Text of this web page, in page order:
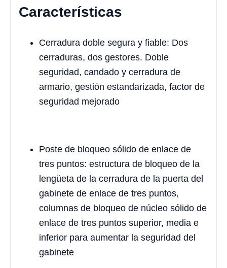
Características
Cerradura doble segura y fiable: Dos
cerraduras, dos gestores. Doble
seguridad, candado y cerradura de
armario, gestión estandarizada, factor de
seguridad mejorado
Poste de bloqueo sólido de enlace de
tres puntos: estructura de bloqueo de la
lengüeta de la cerradura de la puerta del
gabinete de enlace de tres puntos,
columnas de bloqueo de núcleo sólido de
enlace de tres puntos superior, media e
inferior para aumentar la seguridad del
gabinete